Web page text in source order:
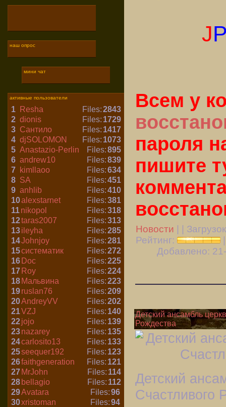
наш опрос
мини чат
активные пользователи
1 Resha Files:2843
2 dionis Files: 1729
3 Сантило Files: 1417
4 djSOLOMON Files: 1073
5 Anastazio-Perlin Files:895
6 andrew10 Files:839
7 kimllaoo Files:634
8 SA Files:451
9 anhlib Files:410
10alexstarnet Files:381
11nikopol Files:318
12taras2007 Files:313
13ileyha Files:285
14Johnjoy Files:281
15систематик Files:272
16 Doc Files:225
17 Roy Files:224
18 Мальвина Files:223
19ruslan76 Files:209
20AndreyVV Files:202
21VZJ Files: 140
22jojo Files: 139
23nazarey Files: 135
24carlosito13 Files: 133
25seequer192 Files: 123
26faithgeneration Files: 121
27 MrJohn Files: 114
28 bellagio Files: 112
29Avatara Files:96
30xristoman Files:94
J
Всем у
пароля
пишите
Новости | |
Рейтинг:
Добавлено:
Детский ансамбль
Рождества
Детский
Счастливого